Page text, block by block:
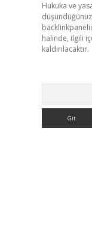
Hukuka ve
halinde, ilgili
kaldırılacaktır.